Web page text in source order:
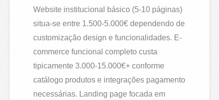
Website institucional básico (5-10 páginas)
situa-se entre 1.500-5.000€ dependendo de
customização design e funcionalidades. E-
commerce funcional completo custa
tipicamente 3.000-15.000€+ conforme
catálogo produtos e integrações pagamento
necessárias. Landing page focada em